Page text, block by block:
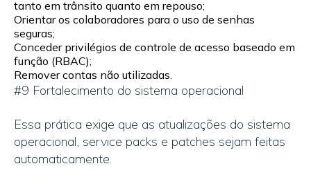
tanto em trânsito quanto em repouso;
Orientar os colaboradores para o uso de senhas
seguras;
Conceder privilégios de controle de acesso baseado em
função (RBAC);
Remover contas não utilizadas.
#9 Fortalecimento do sistema operacional
Essa prática exige que as atualizações do sistema
operacional, service packs e patches sejam feitas
automaticamente.